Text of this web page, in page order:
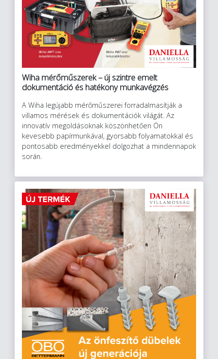
Wiha mérőműszerek – új szintre emelt
dokumentáció és hatékony munkavégzés
A Wiha legújabb mérőműszerei forradalmasítják a
villamos mérések és dokumentációk világát. Az
innovatív megoldásoknak köszönhetően Ön
kevesebb papírmunkával, gyorsabb folyamatokkal és
pontosabb eredményekkel dolgozhat a mindennapok
során.